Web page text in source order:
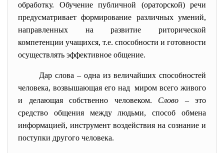
обработку. Обучение публичной (ораторской) речи
предусматривает формирование различных умений,
направленных на развитие риторической
компетенции учащихся, т.е. способности и готовности
осуществлять эффективное общение.
Дар слова – одна из величайших способностей
человека, возвышающая его над миром всего живого
и делающая собственно человеком. Слово – это
средство общения между людьми, способ обмена
информацией, инструмент воздействия на сознание и
поступки другого человека.